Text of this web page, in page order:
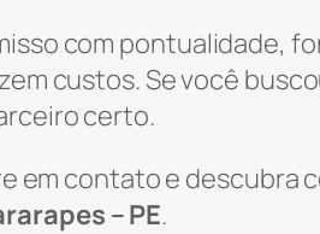
com pontualidade,
custos. Se você
certo.
em contato e descubra
– PE.